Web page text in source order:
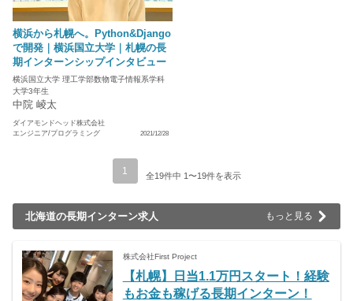
横浜から札幌へ。Python&Django
で開発｜横浜国立大学｜札幌の長
期インターンシップインタビュー
横浜国立大学 理工学部数物電子情報系学科
大学3年生
中院 崚太
ダイアモンドヘッド株式会社
エンジニア/プログラミング
2021/12/28
1 全19件中 1〜19件を表示
北海道の長期インターン求人 もっと見る
株式会社First Project
【札幌】日当1.1万円スタート！経験
もお金も稼げる長期インターン！